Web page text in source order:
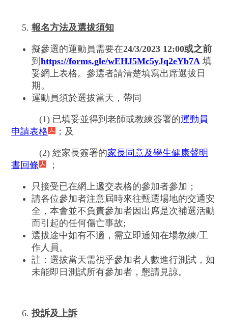
報名方法及選拔須知
擬參選的運動員需要在24/3/2023 12:00或之前
到 https://forms.gle/wEHJ5Mc5yJq2eYb7A 填
妥網上表格。參選者請清楚填寫出席選拔日
期。
運動員須於選拔當天，帶同
(1) 已填妥並得到老師或教練簽署的運動員
申請表格
；及
(2) 經家長簽署的家長同意及學生健康聲明
書回條
；
只接受已在網上遞交表格的參加者參加；
請各位參加者注意屆時來往甄選場地的交通安
全，本會並不負責參加者因出席是次補選活動
而引起的任何傷亡事故;
選拔途中如有不適，需立即通知在場教練/工
作人員。
註：選拔當天需視乎參加者人數進行測試，如
未能即日測試所有參加者，懇請見諒。
投訴及上訴